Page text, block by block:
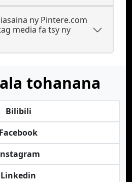
ny Pintere.com
media fa tsy ny
tohanana
Bilibili
Facebook
Linkedin